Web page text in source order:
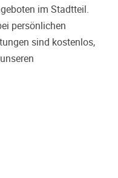
im Stadtteil.
persönlichen
sind kostenlos,